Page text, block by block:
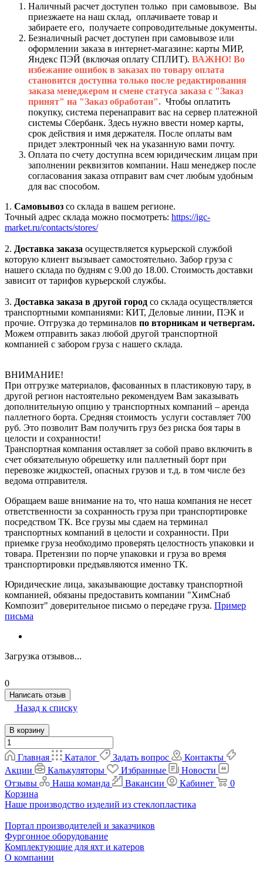
Наличный расчет доступен только при самовывозе. Вы
приезжаете на наш склад, оплачиваете товар и
забираете его, получаете сопроводительные документы.
Безналичный расчет доступен при самовывозе или
оформлении заказа в интернет-магазине: карты МИР,
Яндекс ПЭЙ (включая оплату СПЛИТ). ВАЖНО! Во
избежание ошибок в заказах по товару оплата
становится доступна только после редактирования
заказа менеджером и смене статуса заказа с "Заказ
принят" на "Заказ обработан". Чтобы оплатить
покупку, система перенаправит вас на сервер платежной
системы Сбербанк. Здесь нужно ввести номер карты,
срок действия и имя держателя. После оплаты вам
придет электронный чек на указанную вами почту.
Оплата по счету доступна всем юридическим лицам при
заполнении реквизитов компании. Наш менеджер после
согласования заказа отправит вам счет любым удобным
для вас способом.
1. Самовывоз со склада в вашем регионе.
Точный адрес склада можно посмотреть: https://igc-
market.ru/contacts/stores/
2. Доставка заказа осуществляется курьерской службой
которую клиент вызывает самостоятельно. Забор груза с
нашего склада по будням с 9.00 до 18.00. Стоимость доставки
зависит от тарифов курьерской службы.
3. Доставка заказа в другой город со склада осуществляется
транспортными компаниями: КИТ, Деловые линии, ПЭК и
прочие. Отгрузка до терминалов по вторникам и четвергам.
Можем отправить заказ любой другой транспортной
компанией с забором груза с нашего склада.
ВНИМАНИЕ!
При отгрузке материалов, фасованных в пластиковую тару, в
другой регион настоятельно рекомендуем Вам заказывать
дополнительную опцию у транспортных компаний – аренда
паллетного борта. Средняя стоимость услуги составляет 700
руб. Это позволит Вам получить груз без риска боя тары в
целости и сохранности!
Транспортная компания оставляет за собой право включить в
счет обязательную обрешетку или паллетный борт при
перевозке жидкостей, опасных грузов и т.д. в том числе без
ведома отправителя.
Обращаем ваше внимание на то, что наша компания не несет
ответственности за сохранность груза при транспортировке
посредством ТК. Все грузы мы сдаем на терминал
транспортных компаний в целости и сохранности. При
приемке груза необходимо проверять целостность упаковки и
товара. Претензии по порче упаковки и груза во время
транспортировки предъявляются именно ТК.
Юридические лица, заказывающие доставку транспортной
компанией, обязаны предоставить компании "ХимСнаб
Композит" доверительное письмо о передаче груза. Пример
письма
Загрузка отзывов...
0
Написать отзыв
Назад к списку
В корзину
Главная Каталог Задать вопрос
Контакты
Акции
Калькуляторы Избранные
Новости
Отзывы
Наша команда Вакансии Кабинет
0
Корзина
Наше производство изделий из стеклопластика
Портал производителей и заказчиков
Фургонное оборудование
Комплектующие для яхт и катеров
О компании